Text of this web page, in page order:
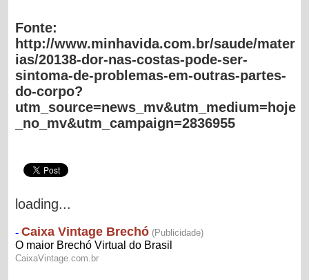
Fonte:
http://www.minhavida.com.br/saude/mater
ias/20138-dor-nas-costas-pode-ser-
sintoma-de-problemas-em-outras-partes-
do-corpo?
utm_source=news_mv&utm_medium=hoje
_no_mv&utm_campaign=2836955
loading...